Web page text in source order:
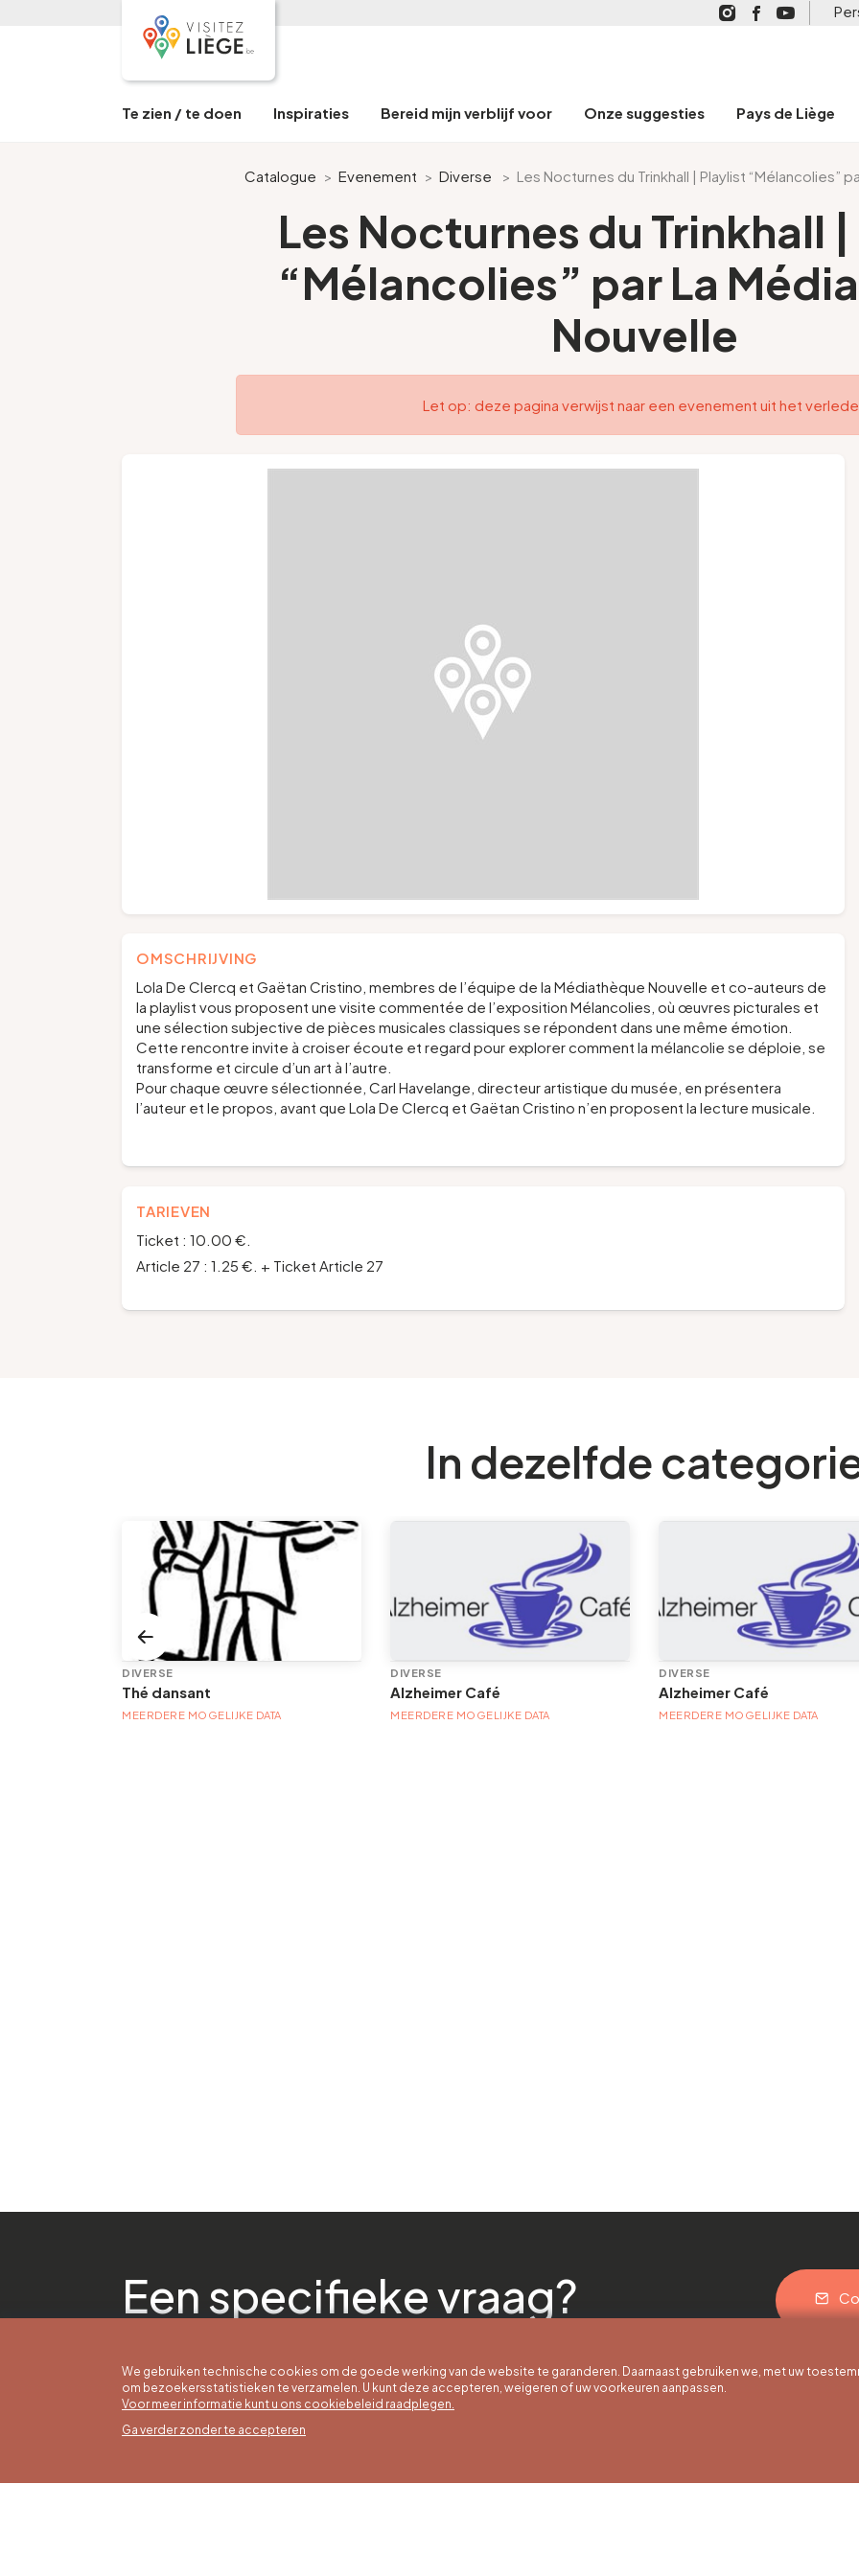
Te zien / te doen Inspiraties Bereid mijn verblijf voor Onze suggesties Pays de Liège
Catalogue > Evenement > Diverse > Les Nocturnes du Trinkhall | Playlist “Mélancolies”
Les Nocturnes du Trinkhall
“Mélancolies” par La
Nouvelle
Let op: deze pagina verwijst naar een evenement uit het
OMSCHRIJVING
Lola De Clercq et Gaëtan Cristino, membres de l’équipe de la Médiathèque Nouvelle et co-auteurs de
la playlist vous proposent une visite commentée de l’exposition Mélancolies , où œuvres picturales et
une sélection subjective de pièces musicales classiques se répondent dans une même émotion.
Cette rencontre invite à croiser écoute et regard pour explorer comment la mélancolie se déploie, se
transforme et circule d’un art à l’autre.
Pour chaque œuvre sélectionnée, Carl Havelange, directeur artistique du musée, en présentera
l’auteur et le propos, avant que Lola De Clercq et Gaëtan Cristino n’en proposent la lecture musicale.
TARIEVEN
Ticket : 10.00 €.
Article 27 : 1.25 €. + Ticket Article 27
In dezelfde
DIVERSE
Thé dansant
MEERDERE MOGELIJKE DATA
DIVERSE
Alzheimer Café
MEERDERE MOGELIJKE DATA
DIVERSE
Alzheimer Café
MEERDERE MOGELIJKE DATA
Een specifieke vraag?
We gebruiken technische cookies om de goede werking van de website te garanderen. Daarnaast gebruiken we, met uw
om bezoekersstatistieken te verzamelen. U kunt deze accepteren, weigeren of uw voorkeuren aanpassen.
Voor meer informatie kunt u ons cookiebeleid raadplegen.
Ga verder zonder te accepteren